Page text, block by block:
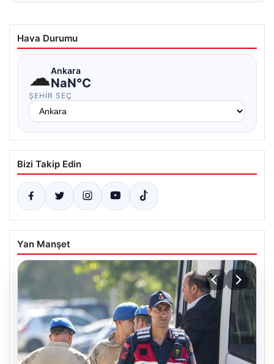
Hava Durumu
☁Ankara
NaN°C
ŞEHIR SEÇ
Bizi Takip Edin
Yan Manşet